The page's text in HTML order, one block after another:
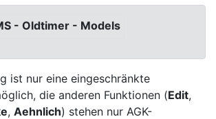
- Oldtimer - Models
ist nur eine eingeschränkte
die anderen Funktionen (Edit,
, Aehnlich) stehen nur AGK-